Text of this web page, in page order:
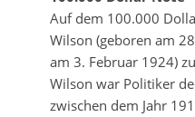
Auf dem 100.000
Wilson (geboren am
am 3. Februar 1924)
Wilson war Politiker
zwischen dem Jahr